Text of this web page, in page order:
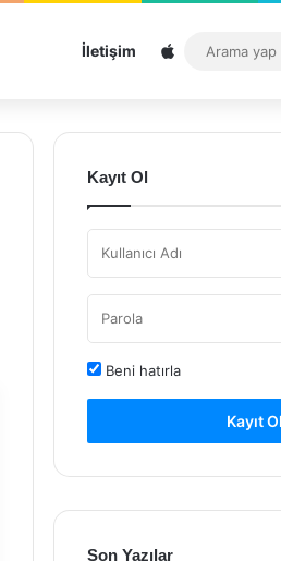
İletişim Sitemap
Kayıt Ol
Beni hatırla
Kayıt Ol
Son Yazılar